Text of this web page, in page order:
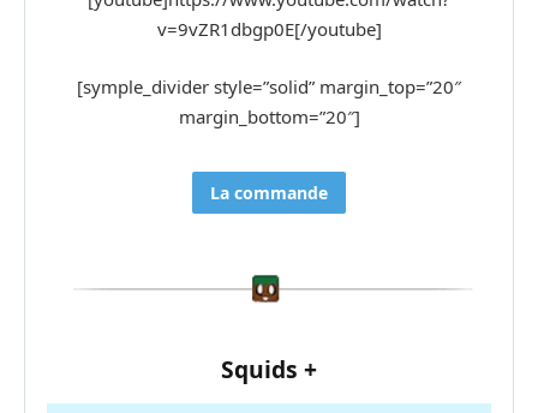
v=9vZR1dbgp0E[/youtube]
[symple_divider style=”solid” margin_top=”20″
margin_bottom=”20″]
La commande
Squids +